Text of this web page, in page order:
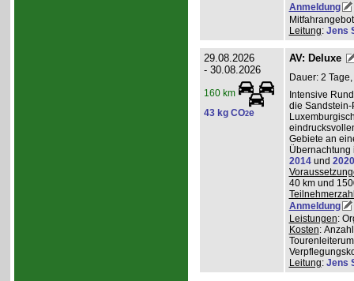
Anmeldung
Leitung: Jens
29.08.2026
- 30.08.2026
160 km
43 kg CO2e
AV: Deluxe
Dauer: 2
Intensive
die
Gebiete an
Übernachtung
2014und 2020
40 km und
Anmeldung
Leistungen:
Kosten:
Leitung: Jens